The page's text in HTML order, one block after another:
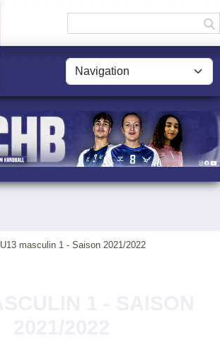
U13 masculin 1 - Saison 2021/2022